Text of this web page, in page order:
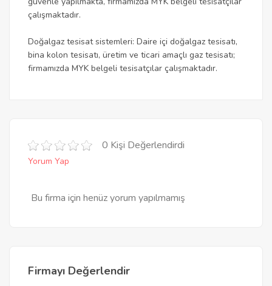
çalışmaktadır.
Doğalgaz tesisat sistemleri: Daire içi doğalgaz tesisatı,
bina kolon tesisatı, üretim ve ticari amaçlı gaz tesisatı;
firmamızda MYK belgeli tesisatçılar çalışmaktadır.
0 Kişi Değerlendirdi
Yorum Yap
Bu firma için henüz yorum yapılmamış
Firmayı Değerlendir